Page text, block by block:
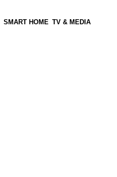
SMART HOME TV & MEDIA